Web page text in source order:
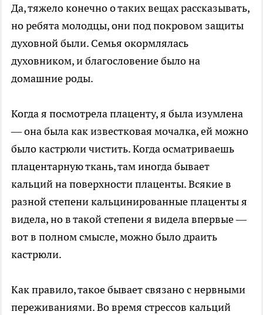
Да, тяжело конечно о таких вещах рассказывать,
но ребята молодцы, они под покровом защиты
духовной были. Семья окормлялась
духовником, и благословение было на
домашние роды.
Когда я посмотрела плаценту, я была изумлена
— она была как известковая мочалка, ей можно
было кастрюли чистить. Когда осматриваешь
плацентарную ткань, там иногда бывает
кальций на поверхности плаценты. Всякие в
разной степени кальцинированные плаценты я
видела, но в такой степени я видела впервые —
вот в полном смысле, можно было драить
кастрюли.
Как правило, такое бывает связано с нервными
переживаниями. Во время стрессов кальций